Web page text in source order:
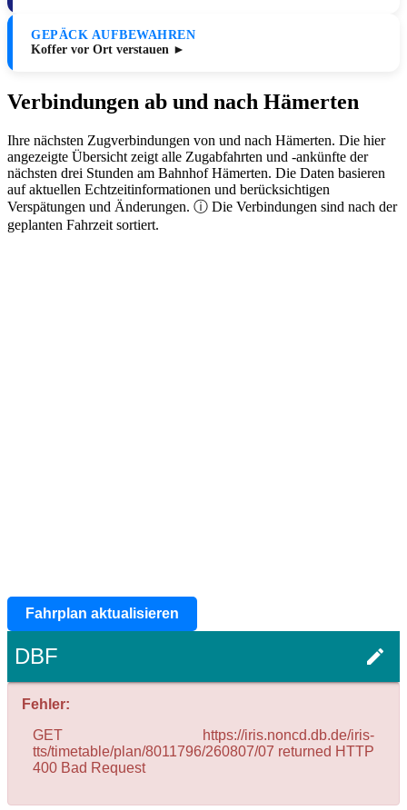
GEPÄCK AUFBEWAHREN
Koffer vor Ort verstauen ►
Verbindungen ab und nach Hämerten
Ihre nächsten Zugverbindungen von und nach Hämerten. Die hier
angezeigte Übersicht zeigt alle Zugabfahrten und -ankünfte der
nächsten drei Stunden am Bahnhof Hämerten. Die Daten basieren
auf aktuellen Echtzeitinformationen und berücksichtigen
Verspätungen und Änderungen. ⓘ Die Verbindungen sind nach der
geplanten Fahrzeit sortiert.
Fahrplan aktualisieren